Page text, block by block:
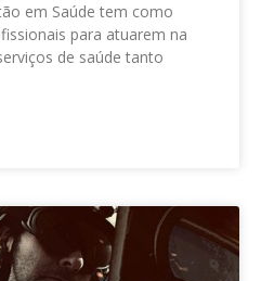
em Saúde tem como
para atuarem na
de saúde tanto